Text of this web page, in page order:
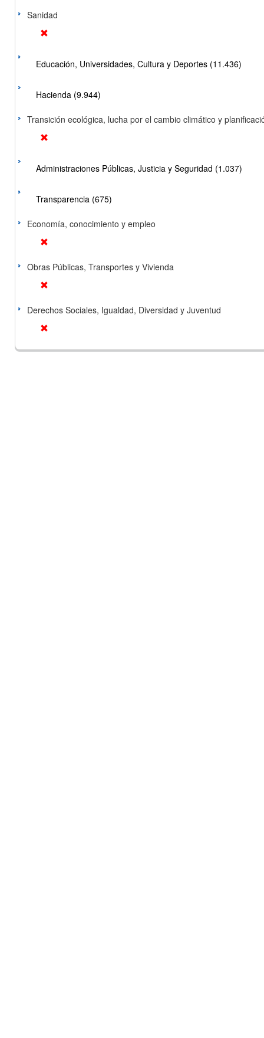
Sanidad
Educación, Universidades, Cultura y Deportes (11.436)
Hacienda (9.944)
Transición ecológica, lucha por el cambio climático y
Administraciones Públicas, Justicia y Seguridad (1.037)
Transparencia (675)
Economía, conocimiento y empleo
Obras Públicas, Transportes y Vivienda
Derechos Sociales, Igualdad, Diversidad y Juventud